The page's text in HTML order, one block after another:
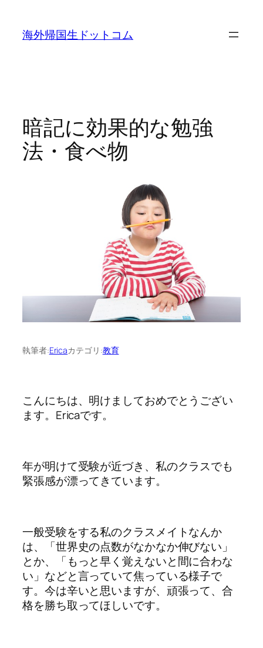
海外帰国生ドットコム
暗記に効果的な勉強
法・食べ物
執筆者:Ericaカテゴリ:教育
こんにちは、明けましておめでとうござい
ます。Ericaです。
年が明けて受験が近づき、私のクラスでも
緊張感が漂ってきています。
一般受験をする私のクラスメイトなんか
は、「世界史の点数がなかなか伸びない」
とか、「もっと早く覚えないと間に合わな
い」などと言っていて焦っている様子で
す。今は辛いと思いますが、頑張って、合
格を勝ち取ってほしいです。